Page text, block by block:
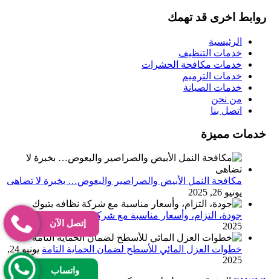
روابط اخرى قد تهمك
الرئيسية
خدمات التنظيف
خدمات مكافحة الحشرات
خدمات الترميم
خدمات الصيانة
من نحن
اتصل بنا
خدمات مميزة
مكافحة النمل الأبيض والصراصير والبعوض… بخبرة لا تضاهى
يونيو 26, 2025
جودة، التزام، وأسعار مناسبة مع شركة نظافه بتبوك
يونيو 25,
2025
خطوات العزل المائي للأسطح لضمان الحماية التامة
يونيو 24,
2025
إتصل الآن
واتساب